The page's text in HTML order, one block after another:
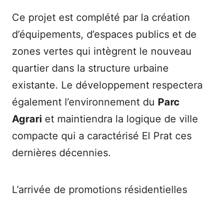
Ce projet est complété par la création
d’équipements, d’espaces publics et de
zones vertes qui intègrent le nouveau
quartier dans la structure urbaine
existante. Le développement respectera
également l’environnement du Parc
Agrari et maintiendra la logique de ville
compacte qui a caractérisé El Prat ces
dernières décennies.
L’arrivée de promotions résidentielles